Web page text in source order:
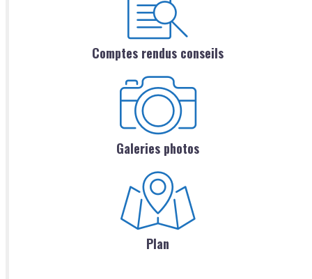
Comptes rendus conseils
Galeries photos
Plan